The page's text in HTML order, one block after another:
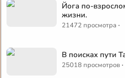
Йога по-
жизни.
21472 просмотра ·
В поисках пути
25018 просмотров ·